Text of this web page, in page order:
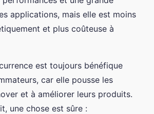
applications, mais elle est moins
et plus coûteuse à
est toujours bénéfique
car elle pousse les
et à améliorer leurs produits.
une chose est sûre :